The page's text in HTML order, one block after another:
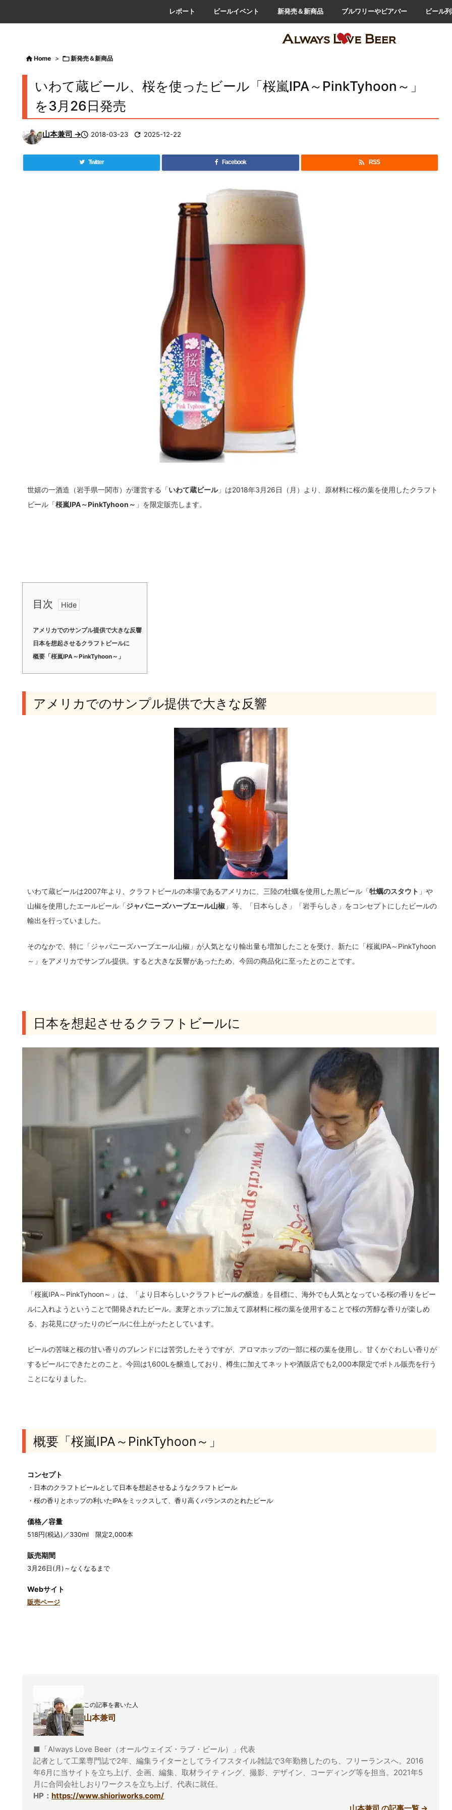
レポート ビールイベント 新発売＆新商品 ブルワリーやビアバー ビール
 Home > 新発売＆新商品
いわて蔵ビール、桜を使ったビール「桜嵐IPA～PinkTyhoon～」
を3月26日発売
山本兼司 → 2018-03-23  2025-12-22
Twitter Facebook  RSS
世嬉の一酒造（岩手県一関市）が運営する「いわて蔵ビール」は2018年3月26日（月）より、原材料に桜の葉を使用したクラフト
ビール「桜嵐IPA～PinkTyhoon～ 」を限定販売します。
目次
アメリカでのサンプル提供で大きな反響
日本を想起させるクラフトビールに
概要「桜嵐IPA～PinkTyhoon～」
アメリカでのサンプル提供で大きな反響
いわて蔵ビールは2007年より、クラフトビールの本場であるアメリカに、三陸の牡蠣を使用した黒ビール「牡蠣のスタウト 」や
山椒を使用したエールビール「ジャパニーズハーブエール山椒 」等、「日本らしさ」「岩手らしさ」をコンセプトにしたビールの
輸出を行っていました。
そのなかで、特に「ジャパニーズハーブエール山椒」が人気となり輸出量も増加したことを受け、新たに「桜嵐IPA～PinkTyhoon
～」をアメリカでサンプル提供。すると大きな反響があったため、今回の商品化に至ったとのことです。
日本を想起させるクラフトビールに
「桜嵐IPA～PinkTyhoon～」は、「より日本らしいクラフトビールの醸造」を目標に、海外でも人気となっている桜の香りをビー
ルに入れようということで開発されたビール。麦芽とホップに加えて原材料に桜の葉を使用することで桜の芳醇な香りが楽しめ
る、お花見にぴったりのビールに仕上がったとしています。
ビールの苦味と桜の甘い香りのブレンドには苦労したそうですが、アロマホップの一部に桜の葉を使用し、甘くかぐわしい香りが
するビールにできたとのこと。今回は1,600Lを醸造しており、樽生に加えてネットや酒販店でも2,000本限定でボトル販売を行う
ことになりました。
概要「桜嵐IPA～PinkTyhoon～」
コンセプト
・日本のクラフトビールとして日本を想起させるようなクラフトビール
・桜の香りとホップの利いたIPAをミックスして、香り高くバランスのとれたビール
価格／容量
518円(税込)／330ml 限定2,000本
販売期間
3月26日(月)～なくなるまで
Webサイト
販売ページ
この記事を書いた人
山本兼司
■「Always Love Beer（オールウェイズ・ラブ・ビール）」代表
記者として工業専門誌で2年、編集ライターとしてライフスタイル雑誌で3年勤務したのち、フリーランスへ。2016
年6月に当サイトを立ち上げ、企画、編集、取材ライティング、撮影、デザイン、コーディング等を担当。2021年5
月に合同会社しおりワークスを立ち上げ、代表に就任。
HP：https://www.shioriworks.com/